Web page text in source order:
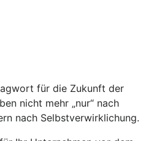
für die Zukunft der
nicht mehr „nur“ nach
nach Selbstverwirklichung.